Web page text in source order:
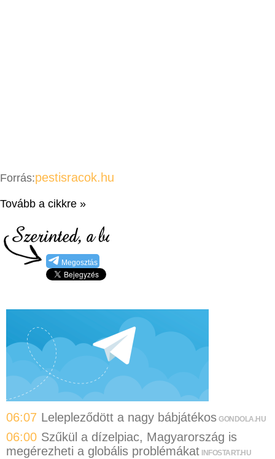
Forrás:pestisracok.hu
Tovább a cikkre »
Megosztás
06:07 Lelepleződött a nagy bábjátékos GONDOLA.HU
06:00 Szűkül a dízelpiac, Magyarország is
megérezheti a globális problémákat INFOSTART.HU